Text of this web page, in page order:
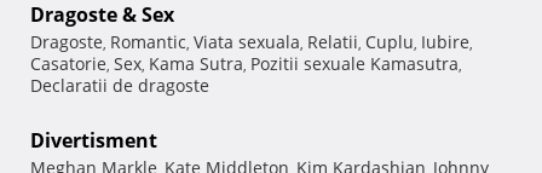
Dragoste & Sex
Dragoste, Romantic, Viata sexuala, Relatii, Cuplu, Iubire,
Casatorie, Sex, Kama Sutra, Pozitii sexuale Kamasutra,
Declaratii de dragoste
Divertisment
Meghan Markle, Kate Middleton, Kim Kardashian, Johnny